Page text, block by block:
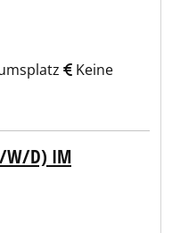
Keine
W/D) IM